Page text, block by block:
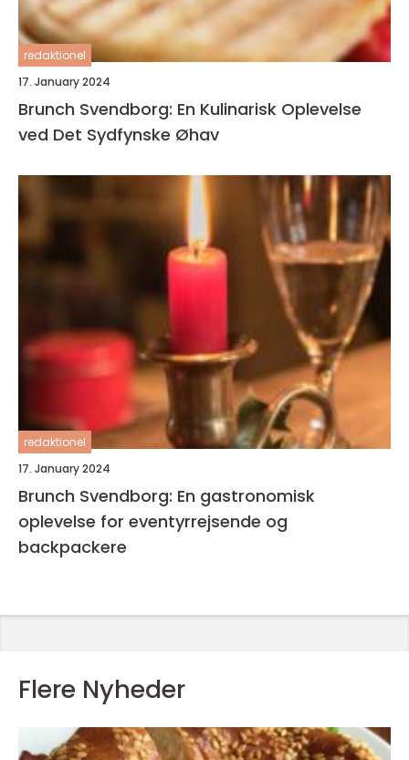
redaktionel
17. January 2024
Brunch Svendborg: En Kulinarisk Oplevelse
ved Det Sydfynske Øhav
redaktionel
17. January 2024
Brunch Svendborg: En gastronomisk
oplevelse for eventyrrejsende og
backpackere
Flere Nyheder